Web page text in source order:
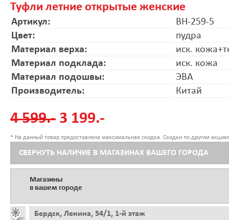
Туфли летние открытые женские
Артикул:
BH-259-5
Цвет:
пудра
Материал верха:
иск.
Материал подклада:
иск. кожа
Материал подошвы:
ЭВА
Производитель:
Китай
4 599.- 3 199.-
* На данный товар предоставлена максимальная скидка. Скидки по другим
СВЕРНУТЬ НАЛИЧИЕ В МАГАЗИНАХ ВАШЕГО ГОРОДА
Магазины
в вашем городе
Бердск, Ленина, 54/1, 1-й этаж